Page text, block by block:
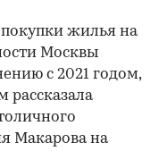
жилья на
Москвы
с 2021 годом,
рассказала
Макарова на